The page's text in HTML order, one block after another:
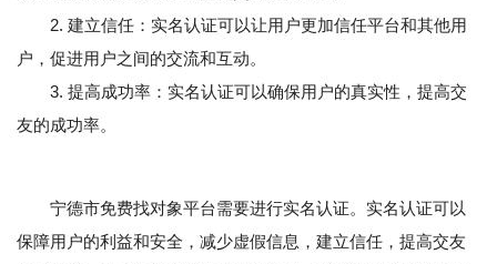
2. 建立信任：实名认证可以让用户更加信任平台和其他用
户，促进用户之间的交流和互动。
3. 提高成功率：实名认证可以确保用户的真实性，提高交
友的成功率。
宁德市免费找对象平台需要进行实名认证。实名认证可以
保障用户的利益和安全，减少虚假信息，建立信任，提高交友